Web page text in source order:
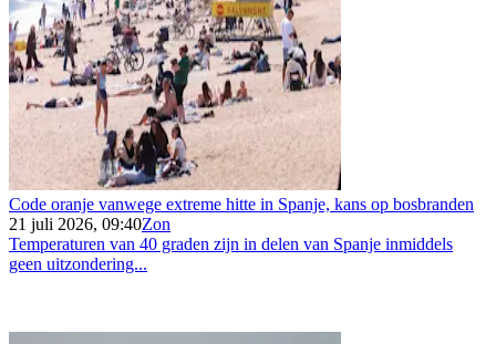
Code oranje vanwege extreme hitte in Spanje, kans op bosbranden
21 juli 2026, 09:40Zon
Temperaturen van 40 graden zijn in delen van Spanje inmiddels
geen uitzondering...